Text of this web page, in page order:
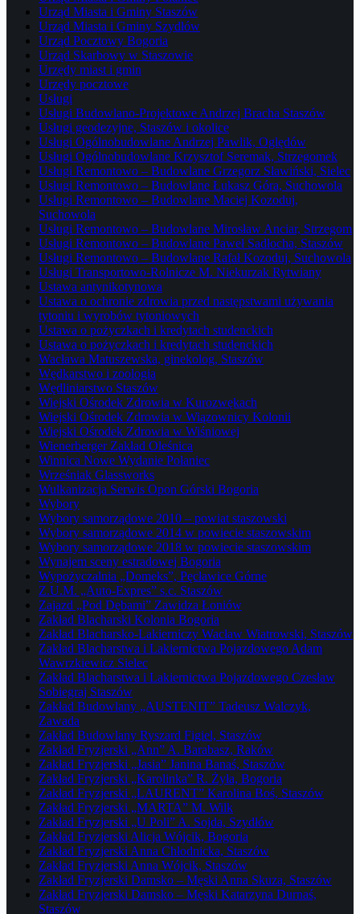
Urząd Miasta i Gminy Staszów
Urząd Miasta i Gminy Szydłów
Urząd Pocztowy Bogoria
Urząd Skarbowy w Staszowie
Urzędy miast i gmin
Urzędy pocztowe
Usługi
Usługi Budowlano-Projektowe Andrzej Bracha Staszów
Usługi geodezyjne, Staszów i okolice
Usługi Ogólnobudowlane Andrzej Pawlik, Oględów
Usługi Ogólnobudowlane Krzysztof Seremak, Strzegomek
Usługi Remontowo – Budowlane Grzegorz Sławiński, Sielec
Usługi Remontowo – Budowlane Łukasz Góra, Suchowola
Usługi Remontowo – Budowlane Maciej Kozoduj,
Suchowola
Usługi Remontowo – Budowlane Mirosław Anciar, Strzegom
Usługi Remontowo – Budowlane Paweł Sadłocha, Staszów
Usługi Remontowo – Budowlane Rafał Kozoduj, Suchowola
Usługi Transportowo-Rolnicze M. Niekurzak Rytwiany
Ustawa antynikotynowa
Ustawa o ochronie zdrowia przed następstwami używania
tytoniu i wyrobów tytoniowych
Ustawa o pożyczkach i kredytach studenckich
Ustawa o pożyczkach i kredytach studenckich
Wacława Matuszewska, ginekolog, Staszów
Wędkarstwo i zoologia
Wędliniarstwo Staszów
Wiejski Ośrodek Zdrowia w Kurozwękach
Wiejski Ośrodek Zdrowia w Wiązownicy Kolonii
Wiejski Ośrodek Zdrowia w Wiśniowej
Wienerberger Zakład Oleśnica
Winnica Nowe Wydanie Połaniec
Wrześniak Glassworks
Wulkanizacja Serwis Opon Górski Bogoria
Wybory
Wybory samorządowe 2010 – powiat staszowski
Wybory samorządowe 2014 w powiecie staszowskim
Wybory samorządowe 2018 w powiecie staszowskim
Wynajem sceny estradowej Bogoria
Wypożyczalnia „Domeks”, Pęcławice Górne
Z.U.M. „Auto-Expres” s.c. Staszów
Zajazd „Pod Dębami” Zawidza Łoniów
Zakład Blacharski Kolonia Bogoria
Zakład Blacharsko-Lakierniczy Wacław Wiatrowski, Staszów
Zakład Blacharstwa i Lakiernictwa Pojazdowego Adam
Wawrzkiewicz Sielec
Zakład Blacharstwa i Lakiernictwa Pojazdowego Czesław
Sobiegraj Staszów
Zakład Budowlany „AUSTENIT” Tadeusz Walczyk,
Zawada
Zakład Budowlany Ryszard Figiel, Staszów
Zakład Fryzjerski „Ann” A. Barabasz, Raków
Zakład Fryzjerski „Jasia” Janina Banaś, Staszów
Zakład Fryzjerski „Karolinka” R. Żyła, Bogoria
Zakład Fryzjerski „LAURENT” Karolina Boś, Staszów
Zakład Fryzjerski „MARTA” M. Wilk
Zakład Fryzjerski „U Poli” A. Sojda, Szydłów
Zakład Fryzjerski Alicja Wójcik, Bogoria
Zakład Fryzjerski Anna Chłodnicka, Staszów
Zakład Fryzjerski Anna Wójcik, Staszów
Zakład Fryzjerski Damsko – Męski Anna Skuza, Staszów
Zakład Fryzjerski Damsko – Męski Katarzyna Durnaś,
Staszów